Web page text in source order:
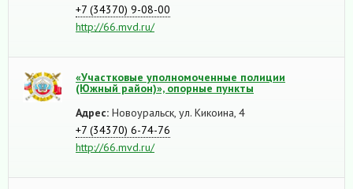
+7 (34370) 9-08-00
http://66.mvd.ru/
«Участковые уполномоченные полиции
(Южный район)», опорные пункты
Адрес: Новоуральск, ул. Кикоина, 4
+7 (34370) 6-74-76
http://66.mvd.ru/